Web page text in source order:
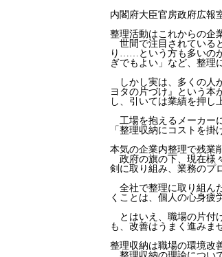
内閣府大臣官房政府広
整理活動はこれからの企
世間で注目されている
り……という方も多いの
ぎでもよい」など、整理
しかし実は、多くの人
ヨタの片づけ』という本
し、引いては業績を押し
工場を抱えるメーカー
「整理収納にコストを掛
本気の企業内整理で残業
政府の旗の下、現在様
剣に取り組み、業務のプ
全社で整理に取り組ん
くことは、個人の心身疲
とはいえ、職場の片付
も、改善はうまく進みま
整理収納は職場の環境改